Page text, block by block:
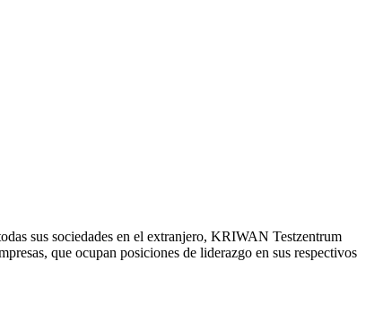
sus sociedades en el extranjero, KRIWAN Testzentrum
que ocupan posiciones de liderazgo en sus respectivos